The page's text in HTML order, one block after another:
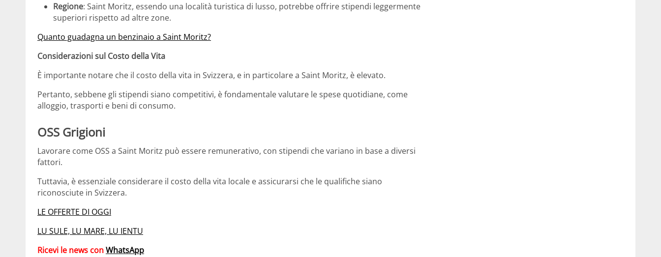
Regione: Saint Moritz, essendo una località turistica di lusso, potrebbe offrire stipendi leggermente
superiori rispetto ad altre zone.
Quanto guadagna un benzinaio a Saint Moritz?
Considerazioni sul Costo della Vita
È importante notare che il costo della vita in Svizzera, e in particolare a Saint Moritz, è elevato.
Pertanto, sebbene gli stipendi siano competitivi, è fondamentale valutare le spese quotidiane, come
alloggio, trasporti e beni di consumo.
OSS Grigioni
Lavorare come OSS a Saint Moritz può essere remunerativo, con stipendi che variano in base a diversi
fattori.
Tuttavia, è essenziale considerare il costo della vita locale e assicurarsi che le qualifiche siano
riconosciute in Svizzera.
LE OFFERTE DI OGGI
LU SULE, LU MARE, LU IENTU
Ricevi le news conWhatsApp